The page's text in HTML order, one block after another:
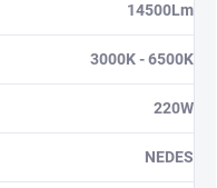
14500Lm
3000K - 6500K
220W
NEDES